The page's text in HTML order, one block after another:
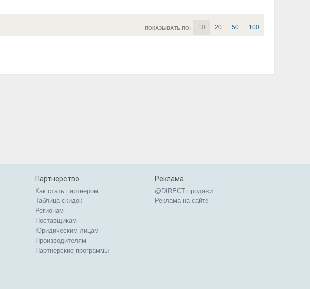
ПОКАЗЫВАТЬ ПО: 10 20 50 100
Партнерство
Как стать партнером
Таблица скидок
Регионам
Поставщикам
Юридическим лицам
Производителям
Партнерские программы
Реклама
@DIRECT продажи
Реклама на сайте